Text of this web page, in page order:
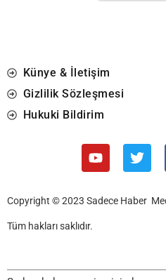
Künye & İletişim
Gizlilik Sözleşmesi
Hukuki Bildirim
Copyright © 2023 Sadece Haber
Tüm hakları saklıdır.